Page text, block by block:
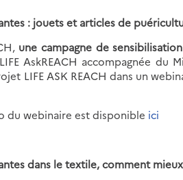
: jouets et articles de
une campagne de
AskREACH accompagnée
LIFE ASK REACH dans un
du webinaire est disponible ici
dans le textile, comment